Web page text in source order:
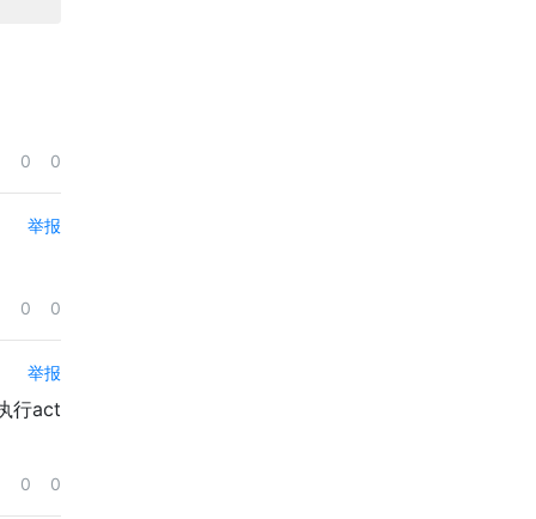
0 0
举报
0 0
举报
行act
0 0